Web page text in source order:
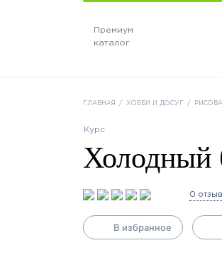
Премиум
каталог
ГЛАВНАЯ / ХОББИ И ДОСУГ /
Курс
Холодный
0
В избранное